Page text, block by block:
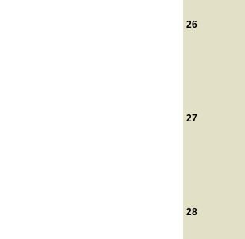
26
27
28